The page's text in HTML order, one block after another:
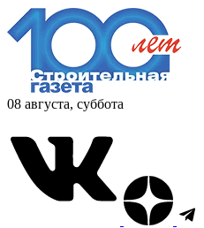
08 августа, суббота